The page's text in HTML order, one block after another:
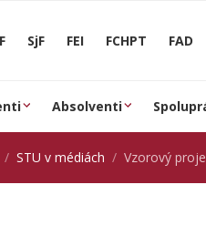
SjF FEI FCHPT FAD
Absolventi
STU v médiách Vzorový projekt